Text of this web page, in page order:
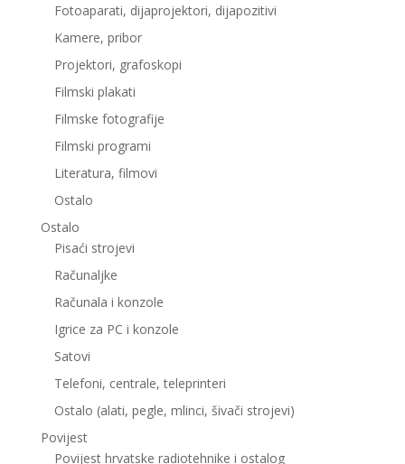
Fotoaparati, dijaprojektori, dijapozitivi
Kamere, pribor
Projektori, grafoskopi
Filmski plakati
Filmske fotografije
Filmski programi
Literatura, filmovi
Ostalo
Ostalo
Pisaći strojevi
Računaljke
Računala i konzole
Igrice za PC i konzole
Satovi
Telefoni, centrale, teleprinteri
Ostalo (alati, pegle, mlinci, šivači strojevi)
Povijest
Povijest hrvatske radiotehnike i ostalog